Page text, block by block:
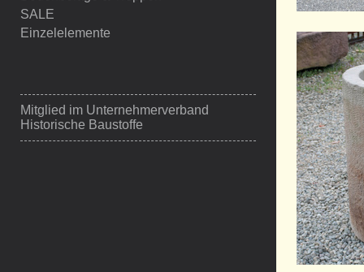
SALE
Einzelelemente
Mitglied im Unternehmerverband
Historische Baustoffe